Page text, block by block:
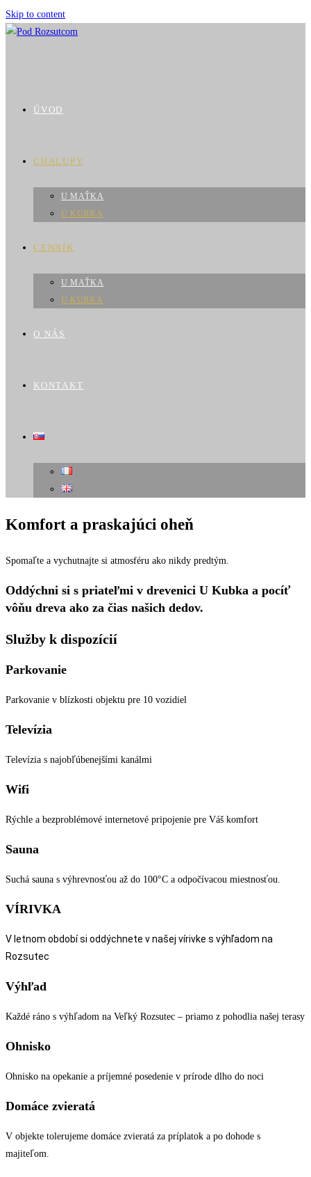
Skip to content
ÚVOD
CHALUPY
U MAŤKA
U KUBKA
CENNÍK
U MAŤKA
U KUBKA
O NÁS
KONTAKT
Komfort a praskajúci oheň
Spomaľte a vychutnajte si atmosféru ako nikdy predtým.
Oddýchni si s priateľmi v drevenici U Kubka a pocíť
vôňu dreva ako za čias našich dedov.
Služby k dispozícií
Parkovanie
Parkovanie v blízkosti objektu pre 10 vozidiel
Televízia
Televízia s najobľúbenejšími kanálmi
Wifi
Rýchle a bezproblémové internetové pripojenie pre Váš komfort
Sauna
Suchá sauna s výhrevnosťou až do 100°C a odpočívacou miestnosťou.
VÍRIVKA
V letnom období si oddýchnete v našej vírivke s výhľadom na
Rozsutec
Výhľad
Každé ráno s výhľadom na Veľký Rozsutec – priamo z pohodlia našej terasy
Ohnisko
Ohnisko na opekanie a príjemné posedenie v prírode dlho do noci
Domáce zvieratá
V objekte tolerujeme domáce zvieratá za príplatok a po dohode s
majiteľom.